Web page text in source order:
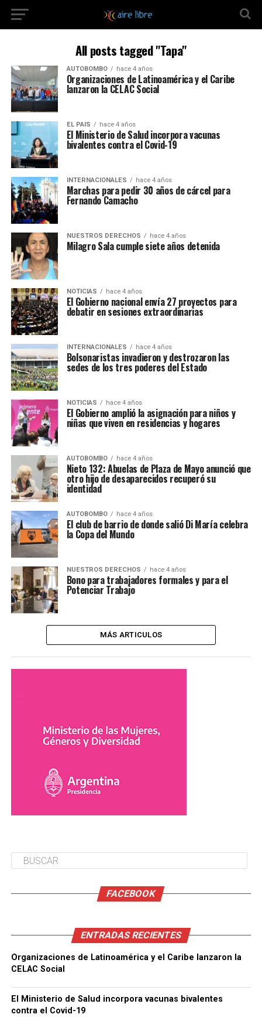
All posts tagged "Tapa"
AUTOBOMBO hace 4 años
Organizaciones de Latinoamérica y el Caribe
lanzaron la CELAC Social
EL PAIS hace 4 años
El Ministerio de Salud incorpora vacunas
bivalentes contra el Covid-19
INTERNACIONALES hace 4 años
Marchas para pedir 30 años de cárcel para
Fernando Camacho
NUESTROS DERECHOS hace 4 años
Milagro Sala cumple siete años detenida
NOTICIAS hace 4 años
El Gobierno nacional envía 27 proyectos para
debatir en sesiones extraordinarias
INTERNACIONALES hace 4 años
Bolsonaristas invadieron y destrozaron las
sedes de los tres poderes del Estado
NOTICIAS hace 4 años
El Gobierno amplió la asignación para niños y
niñas que viven en residencias y hogares
AUTOBOMBO hace 4 años
Nieto 132: Abuelas de Plaza de Mayo anunció que
otro hijo de desaparecidos recuperó su
identidad
AUTOBOMBO hace 4 años
El club de barrio de donde salió Di María celebra
la Copa del Mundo
NUESTROS DERECHOS hace 4 años
Bono para trabajadores formales y para el
Potenciar Trabajo
MÁS ARTICULOS
FACEBOOK
ENTRADAS RECIENTES
Organizaciones de Latinoamérica y el Caribe lanzaron la
CELAC Social
El Ministerio de Salud incorpora vacunas bivalentes
contra el Covid-19